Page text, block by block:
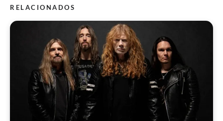
RELACIONADOS